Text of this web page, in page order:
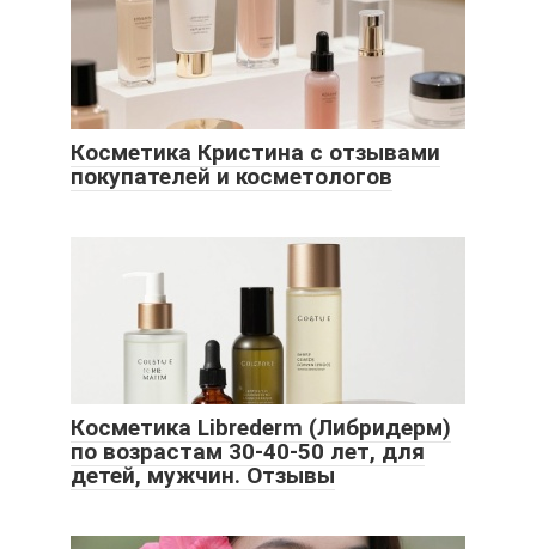
Косметика Кристина с отзывами
покупателей и косметологов
Косметика Librederm (Либридерм)
по возрастам 30-40-50 лет, для
детей, мужчин. Отзывы